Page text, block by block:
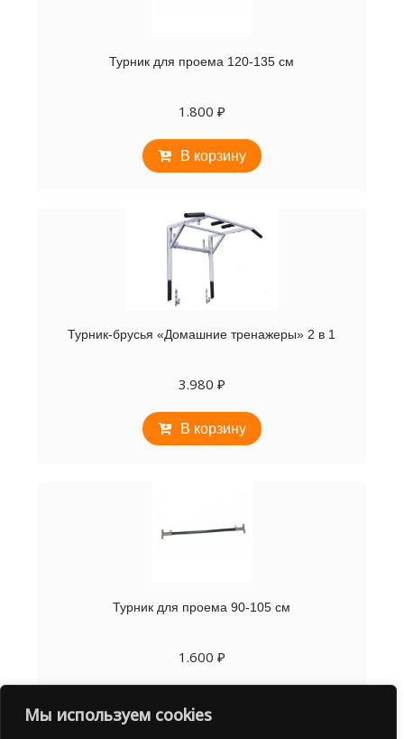
Мы используем cookies
Турник для проема 120-135 см
1.800 ₽
В корзину
Турник-брусья «Домашние тренажеры» 2 в 1
3.980 ₽
В корзину
Турник для проема 90-105 см
1.600 ₽